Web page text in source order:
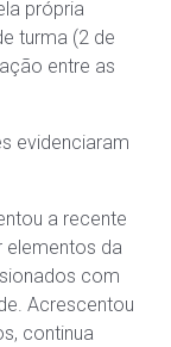
própria
turma (2 de
entre as
evidenciaram
a recente
elementos da
com
Acrescentou
continua